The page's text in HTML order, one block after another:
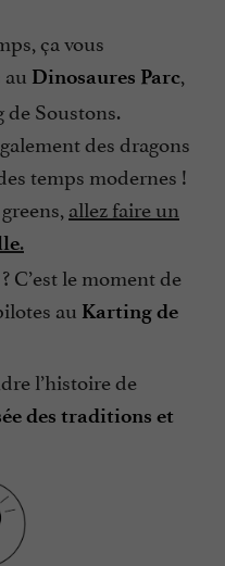
ça vous
Dinosaures Parc,
de Soustons.
des dragons
temps modernes !
allez faire un
.
C’est le moment de
au Karting de
l’histoire de
des traditions et